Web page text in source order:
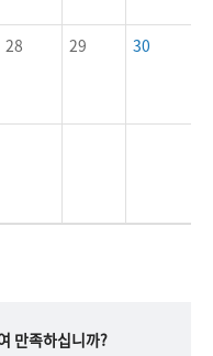
28 29 30
만족하십니까?